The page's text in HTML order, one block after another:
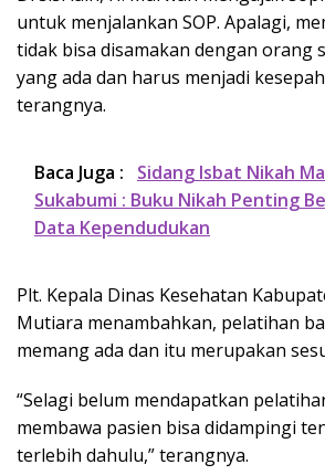
untuk menjalankan SOP. Apalagi,
tidak bisa disamakan dengan orang
yang ada dan harus menjadi
terangnya.
Baca Juga :
Sidang Isbat Nikah
Sukabumi : Buku Nikah Penting
Data Kependudukan
Plt. Kepala Dinas Kesehatan
Mutiara menambahkan, pelatihan
memang ada dan itu merupakan
“Selagi belum mendapatkan
membawa pasien bisa didampingi
terlebih dahulu,” terangnya.